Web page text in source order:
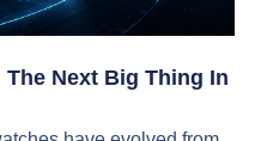
Next Big Thing In